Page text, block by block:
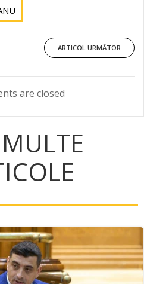
Post
navigation
ARTICOL URMĂTOR
are closed